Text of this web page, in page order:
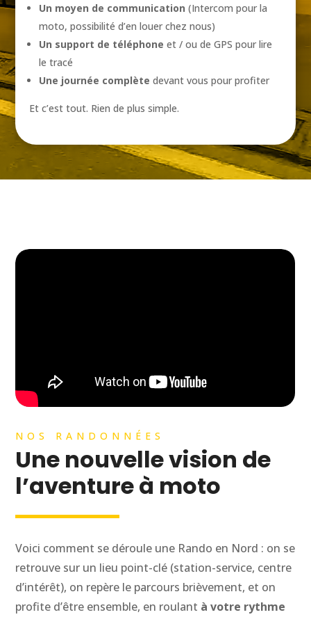
Un moyen de communication (Intercom pour la
moto, possibilité d’en louer chez nous)
Un support de téléphone et / ou de GPS pour lire
le tracé
Une journée complète devant vous pour profiter
Et c’est tout. Rien de plus simple.
NOS RANDONNÉES
Une nouvelle vision de
l’aventure à moto
Voici comment se déroule une Rando en Nord : on se
retrouve sur un lieu point-clé (station-service, centre
d’intérêt), on repère le parcours brièvement, et on
profite d’être ensemble, en roulant à votre rythme